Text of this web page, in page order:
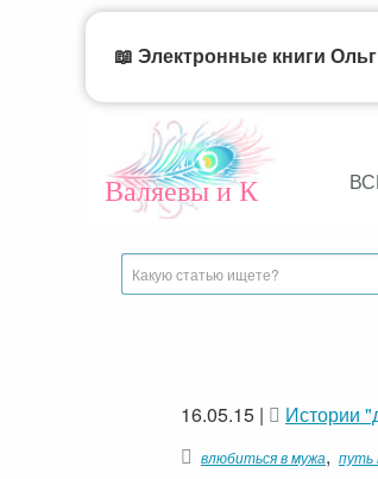
Валяевы и К
16.05.15 | Истории
влюбиться в мужа, путь
📖 Электронные книги